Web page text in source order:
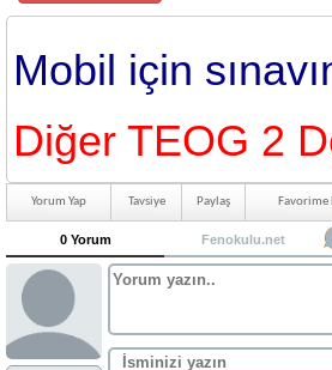
Mobil için
Diğer TEOG 2
Yorum Yap Tavsiye Paylaş Favorime
0 Yorum Fenokulu.net